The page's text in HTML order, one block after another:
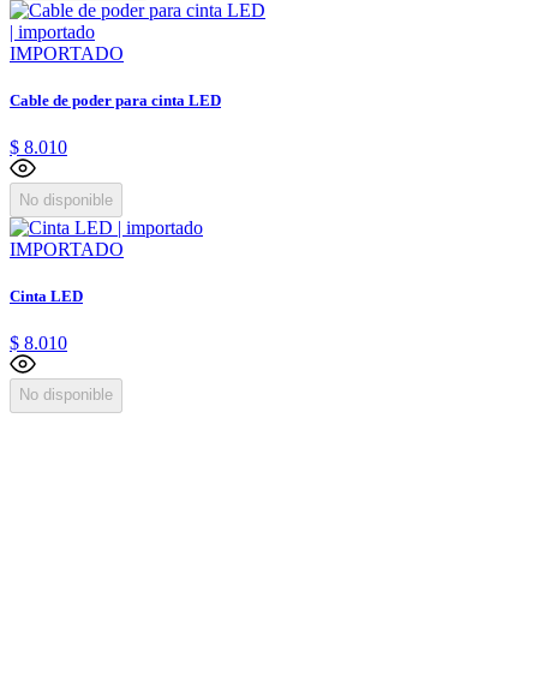
IMPORTADO
Cable de poder para cinta LED
$ 8.010
No disponible
IMPORTADO
Cinta LED
$ 8.010
No disponible